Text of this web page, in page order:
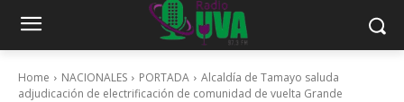
Home NACIONALES PORTADA
Alcaldía de Tamayo saluda
adjudicación de electrificación de comunidad de vuelta Grande